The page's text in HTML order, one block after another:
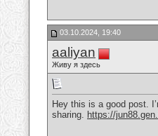
03.10.2024, 19:40
aaliyan
Живу я здесь
Hey this is a good post.
sharing. https://